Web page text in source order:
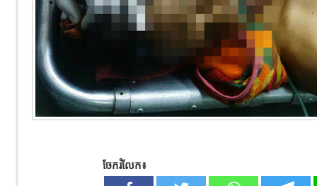
ចែករំលែក៖